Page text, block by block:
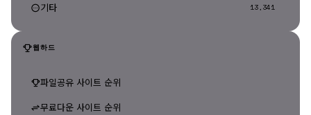
기타 13,341
웹하드
파일공유 사이트 순위
무료다운 사이트 순위